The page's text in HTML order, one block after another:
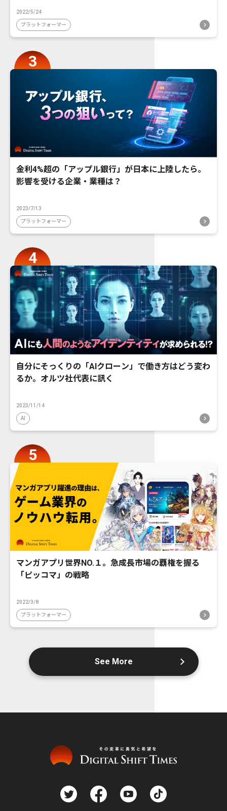
2022/5/24
プラットフォーマー
金利4%超の「アップル銀行」が日本に上陸したら。
影響を受ける企業・業種は？
2023/7/13
プラットフォーマー
自分にそっくりの「AIクローン」で働き方はどう変わ
るか。オルツ社代表に訊く
2023/11/14
AI
マンガアプリ世界NO.１。急成長市場の覇権を握る
「ピッコマ」の戦略
2022/3/8
プラットフォーマー
See More